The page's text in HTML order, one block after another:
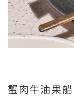
蟹肉牛油果